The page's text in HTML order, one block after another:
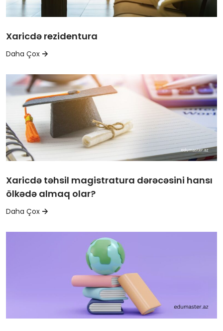
Xaricdə rezidentura
Daha Çox
Xaricdə təhsil magistratura dərəcəsini hansı
ölkədə almaq olar?
Daha Çox